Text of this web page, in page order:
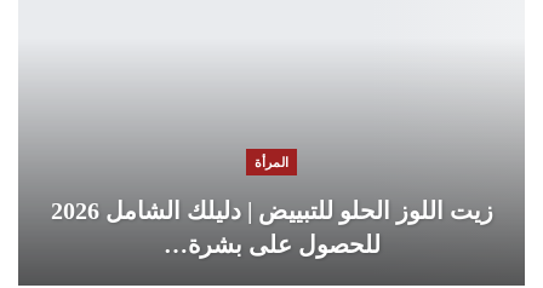
المرأة
زيت اللوز الحلو للتبييض | دليلك الشامل 2026
للحصول على بشرة…